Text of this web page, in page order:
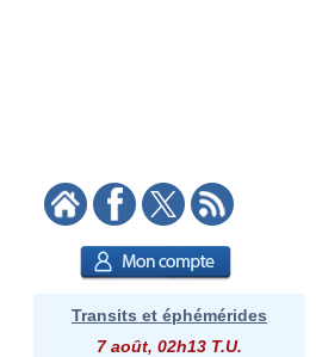
Transits et éphémérides
7 août, 02h13 T.U.